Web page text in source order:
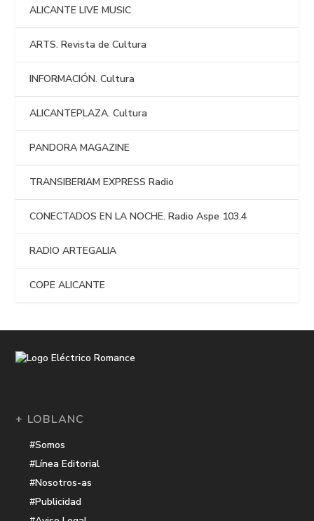
ALICANTE LIVE MUSIC
ARTS. Revista de Cultura
INFORMACIÓN. Cultura
ALICANTEPLAZA. Cultura
PANDORA MAGAZINE
TRANSIBERIAM EXPRESS Radio
CONECTADOS EN LA NOCHE. Radio Aspe 103.4
RADIO ARTEGALIA
COPE ALICANTE
+ LOBLANC
#Somos
#Línea Editorial
#Nosotros-as
#Publicidad